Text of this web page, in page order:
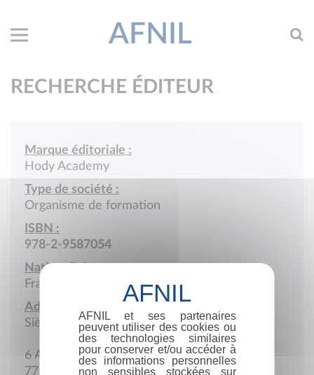
AFNIL
RECHERCHE ÉDITEUR
Marque éditoriale :
Hody Academy
Type de société :
Organisme de formation
ISBN :
978-2-9587054
Nationalité :
France
Adresse :
Siège social
6 Allée de la Forêt
77184 Emerainville
AFNIL et ses partenaires
peuvent utiliser des cookies ou
des technologies similaires
pour conserver et/ou accéder à
des informations personnelles
non sensibles stockées sur